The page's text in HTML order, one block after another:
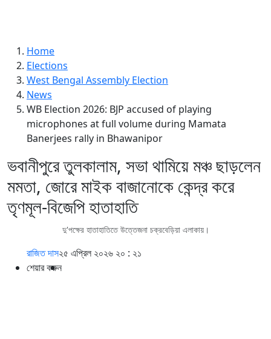
Home
Elections
West Bengal Assembly Election
News
WB Election 2026: BJP accused of playing
microphones at full volume during Mamata
Banerjees rally in Bhawanipor
ভবানীপুরে তুলকালাম, সভা থামিয়ে মঞ্চ ছাড়লেন
মমতা, জোরে মাইক বাজানোকে কেন্দ্র করে
তৃণমূল-বিজেপি হাতাহাতি
দু'পক্ষের হাতাহাতিতে উত্তেজনা চক্রবেড়িয়া এলাকায়।
রাজিত দাস২৫ এপ্রিল ২০২৬ ২০ : ২১
শেয়ার করুন